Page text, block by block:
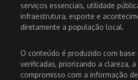
serviços essenciais, utilidade
infraestrutura, esporte e
diretamente a população local.
O conteúdo é produzido com base
verificadas, priorizando a clareza,
compromisso com a informação